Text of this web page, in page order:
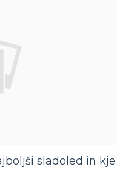
sladoled in kje